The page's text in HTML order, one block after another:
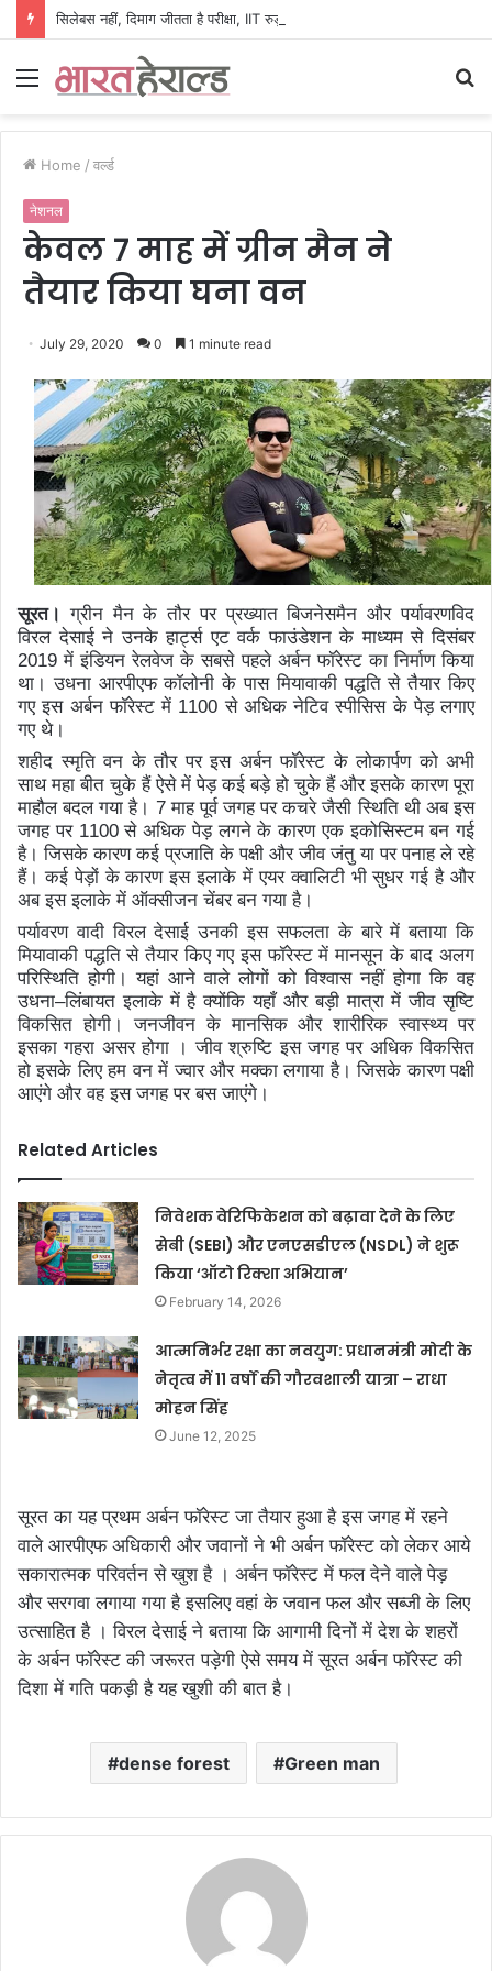
Menu
Home / वर्ल्ड
नेशनल
केवल 7 माह में ग्रीन मैन ने
तैयार किया घना वन
July 29, 2020 0 1 minute read
सूरत। ग्रीन मैन के तौर पर प्रख्यात बिजनेसमैन और पर्यावरणविद
विरल देसाई ने उनके हार्ट्स एट वर्क फाउंडेशन के माध्यम से दिसंबर
2019में इंडियन रेलवेज के सबसे पहले अर्बन फॉरेस्ट का निर्माण किया
था। उधना आरपीएफ कॉलोनी के पास मियावाकी पद्धति से तैयार किए
गए इस अर्बन फॉरेस्ट में 1100से अधिक नेटिव स्पीसिस के पेड़ लगाए
गए थे।
शहीद स्मृति वन के तौर पर इस अर्बन फॉरेस्ट के लोकार्पण को अभी
साथ महा बीत चुके हैं ऐसे में पेड़ कई बड़े हो चुके हैं और इसके कारण पूरा
माहौल बदल गया है। 7माह पूर्व जगह पर कचरे जैसी स्थिति थी अब इस
जगह पर 1100से अधिक पेड़ लगने के कारण एक इकोसिस्टम बन गई
है। जिसके कारण कई प्रजाति के पक्षी और जीव जंतु या पर पनाह ले रहे
हैं। कई पेड़ों के कारण इस इलाके में एयर क्वालिटी भी सुधर गई है और
अब इस इलाके में ऑक्सीजन चेंबर बन गया है।
पर्यावरण वादी विरल देसाई उनकी इस सफलता के बारे में बताया कि
मियावाकी पद्धति से तैयार किए गए इस फॉरेस्ट में मानसून के बाद अलग
परिस्थिति होगी। यहां आने वाले लोगों को विश्वास नहीं होगा कि वह
उधना–लिंबायत इलाके में है क्योंकि यहाँ और बड़ी मात्रा में जीव सृष्टि
विकसित होगी। जनजीवन के मानसिक और शारीरिक स्वास्थ्य पर
इसका गहरा असर होगा । जीव श्रुष्टि इस जगह पर अधिक विकसित
हो इसके लिए हम वन में ज्वार और मक्का लगाया है। जिसके कारण पक्षी
आएंगे और वह इस जगह पर बस जाएंगे।
Related Articles
निवेशक वेरिफिकेशन को बढ़ावा देने के लिए
सेबी (SEBI) और एनएसडीएल (NSDL) ने शुरू
किया ‘ऑटो रिक्शा अभियान’
February 14, 2026
आत्मनिर्भर रक्षा का नवयुग: प्रधानमंत्री मोदी के
नेतृत्व में 11 वर्षों की गौरवशाली यात्रा – राधा
मोहन सिंह
June 12, 2025
सूरत का यह प्रथम अर्बन फॉरेस्ट जा तैयार हुआ है इस जगह में रहने
वाले आरपीएफ अधिकारी और जवानों ने भी अर्बन फॉरेस्ट को लेकर आये
सकारात्मक परिवर्तन से खुश है । अर्बन फॉरेस्ट में फल देने वाले पेड़
और सरगवा लगाया गया है इसलिए वहां के जवान फल और सब्जी के लिए
उत्साहित है । विरल देसाई ने बताया कि आगामी दिनों में देश के शहरों
के अर्बन फॉरेस्ट की जरूरत पड़ेगी ऐसे समय में सूरत अर्बन फॉरेस्ट की
दिशा में गति पकड़ी है यह खुशी की बात है।
dense forest Green man